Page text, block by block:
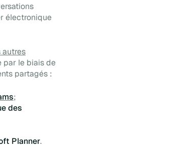
électronique
autres
par le biais de
partagés :
;
des
Planner.